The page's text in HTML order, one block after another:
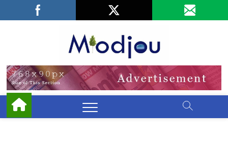
Facebook
LinkedIn